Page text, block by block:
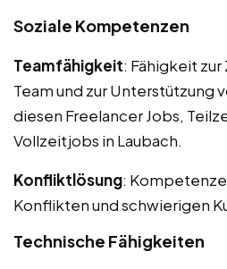
Soziale Kompetenzen
Teamfähigkeit: Fähigkeit
Team und zur Unterstützung
diesen Freelancer Jobs,
Vollzeitjobs in Laubach.
Konfliktlösung:
Konflikten und schwierigen
Technische Fähigkeiten